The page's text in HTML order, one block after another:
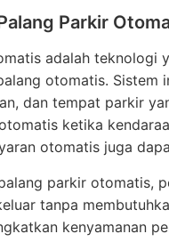
Parkir
adalah teknologi
otomatis.
dan tempat parkir
ketika
otomatis juga
parkir otomatis,
tanpa
kenyamanan